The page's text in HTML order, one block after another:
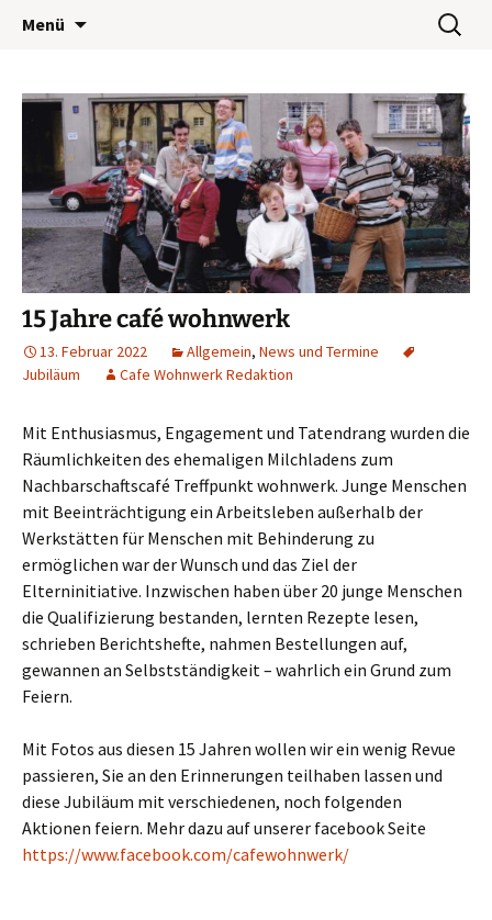
Café Wohnwerk
Wohnwerk München e.V.
Menü
Suchen
nach:
15 Jahre café wohnwerk
13. Februar 2022 Allgemein, News und Termine
Jubiläum
Cafe Wohnwerk Redaktion
Mit Enthusiasmus, Engagement und Tatendrang wurden die
Räumlichkeiten des ehemaligen Milchladens zum
Nachbarschaftscafé Treffpunkt wohnwerk. Junge Menschen
mit Beeinträchtigung ein Arbeitsleben außerhalb der
Werkstätten für Menschen mit Behinderung zu
ermöglichen war der Wunsch und das Ziel der
Elterninitiative. Inzwischen haben über 20 junge Menschen
die Qualifizierung bestanden, lernten Rezepte lesen,
schrieben Berichtshefte, nahmen Bestellungen auf,
gewannen an Selbstständigkeit – wahrlich ein Grund zum
Feiern.
Mit Fotos aus diesen 15 Jahren wollen wir ein wenig Revue
passieren, Sie an den Erinnerungen teilhaben lassen und
diese Jubiläum mit verschiedenen, noch folgenden
Aktionen feiern. Mehr dazu auf unserer facebook Seite
https://www.facebook.com/cafewohnwerk/